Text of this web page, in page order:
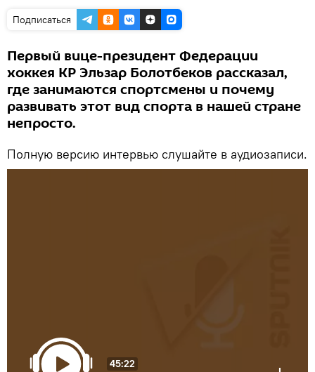
Подписаться
Первый вице-президент Федерации
хоккея КР Эльзар Болотбеков рассказал,
где занимаются спортсмены и почему
развивать этот вид спорта в нашей стране
непросто.
Полную версию интервью слушайте в аудиозаписи.
45:22